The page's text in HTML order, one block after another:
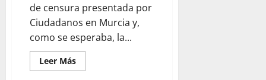
de censura presentada por
Ciudadanos en Murcia y,
como se esperaba, la...
Leer MásLeer
más